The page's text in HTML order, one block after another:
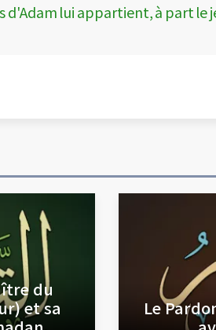
d'Adam lui appartient, à part le
du
et sa
Le